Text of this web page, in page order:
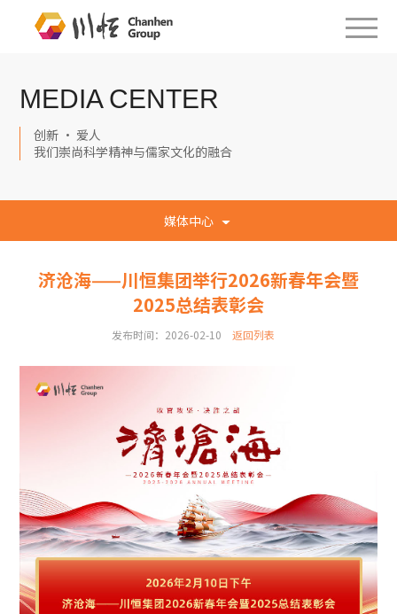
MEDIA CENTER
创新 · 爱人
我们崇尚科学精神与儒家文化的融合
媒体中心
济沧海——川恒集团举行2026新春年会暨
2025总结表彰会
发布时间：2026-02-10 返回列表